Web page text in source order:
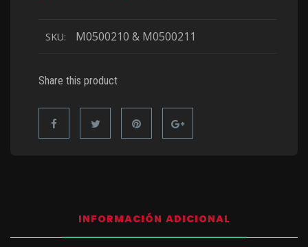
SKU: M0500210 & M0500211
Share this product
INFORMACIÓN ADICIONAL